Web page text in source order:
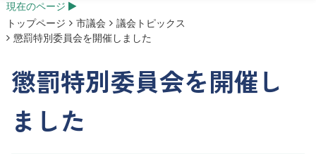
現在のページ
トップページ
市議会
議会トピックス
懲罰特別委員会を開催しました
懲罰特別委員会を開催し
ました